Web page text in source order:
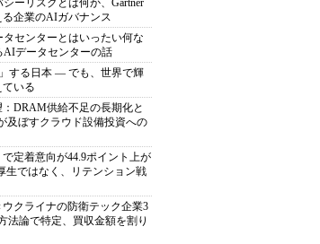
ーリスクとは何か、Gartner
企業のAIガバナンス
センターとはいったい何な
データセンターの話
する日本 ― でも、世界で輝
ている
DRAM供給不足の長期化と
及ぼすクラウド設備投資への
で定着意向が44.9ポイント上が
生ではなく、リテンション戦
クライナの防衛テック企業3
法論で特定、買収金額を割り